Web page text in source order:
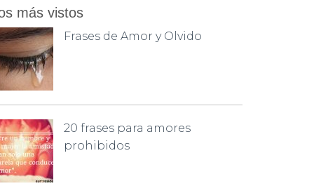
más vistos
Frases de Amor y Olvido
20 frases para amores
prohibidos